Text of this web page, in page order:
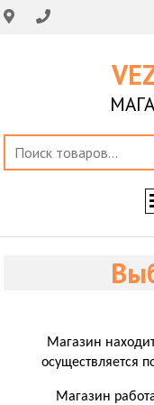
Магазин
осуществляется
Магазин